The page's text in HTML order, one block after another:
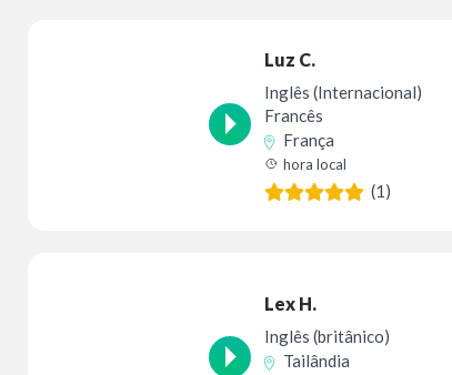
Luz C.
Inglês (Internacional)
Francês
França
hora local
(1)
Lex H.
Inglês (britânico)
Tailândia